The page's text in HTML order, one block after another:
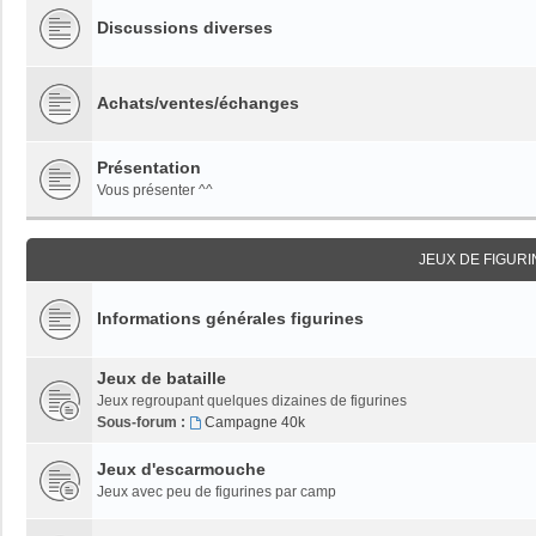
Discussions diverses
Achats/ventes/échanges
Présentation
Vous présenter ^^
JEUX DE
Informations générales figurines
Jeux de bataille
Jeux regroupant quelques dizaines de figurines
Sous-forum :
Campagne 40k
Jeux d'escarmouche
Jeux avec peu de figurines par camp